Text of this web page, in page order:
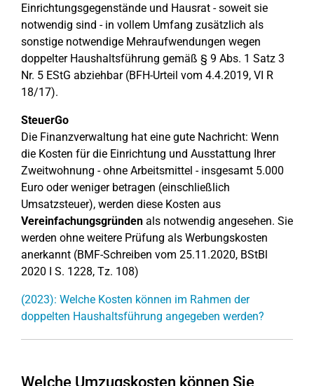
Einrichtungsgegenstände und Hausrat - soweit sie
notwendig sind - in vollem Umfang zusätzlich als
sonstige notwendige Mehraufwendungen wegen
doppelter Haushaltsführung gemäß § 9 Abs. 1 Satz 3
Nr. 5 EStG abziehbar (BFH-Urteil vom 4.4.2019, VI R
18/17).
SteuerGo
Die Finanzverwaltung hat eine gute Nachricht: Wenn
die Kosten für die Einrichtung und Ausstattung Ihrer
Zweitwohnung - ohne Arbeitsmittel - insgesamt 5.000
Euro oder weniger betragen (einschließlich
Umsatzsteuer), werden diese Kosten aus
Vereinfachungsgründen als notwendig angesehen. Sie
werden ohne weitere Prüfung als Werbungskosten
anerkannt (BMF-Schreiben vom 25.11.2020, BStBl
2020 I S. 1228, Tz. 108)
(2023): Welche Kosten können im Rahmen der
doppelten Haushaltsführung angegeben werden?
Welche Umzugskosten können Sie